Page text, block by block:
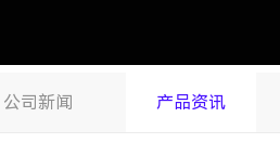
公司新闻 产品资讯